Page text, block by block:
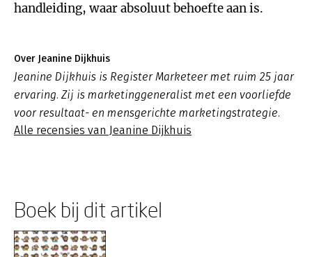
handleiding, waar absoluut behoefte aan is.
Over Jeanine Dijkhuis
Jeanine Dijkhuis is Register Marketeer met ruim 25 jaar
ervaring. Zij is marketinggeneralist met een voorliefde
voor resultaat- en mensgerichte marketingstrategie.
Alle recensies van Jeanine Dijkhuis
Boek bij dit artikel